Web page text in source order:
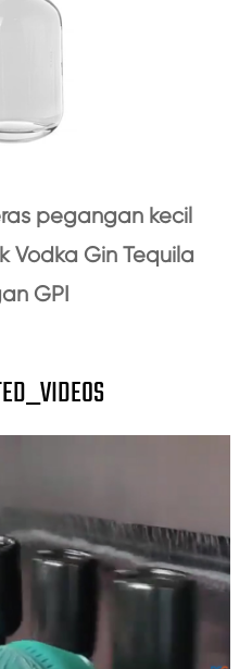
pegangan kecil
Vodka Gin Tequila
GPI